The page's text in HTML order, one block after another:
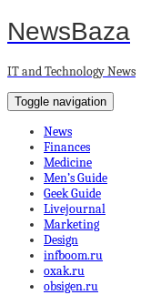
NewsBaza
IT and Technology News
Toggle navigation
News
Finances
Medicine
Men’s Guide
Geek Guide
Livejournal
Marketing
Design
infboom.ru
oxak.ru
obsigen.ru